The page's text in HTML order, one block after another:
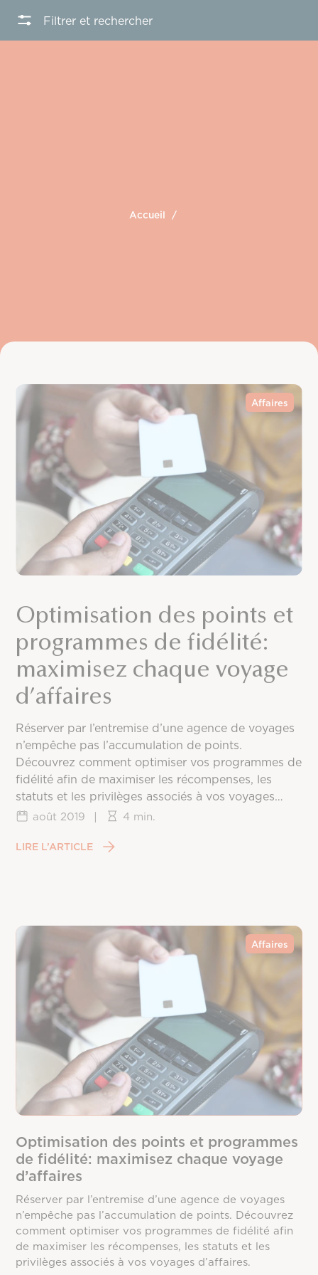
Accueil /
Affaires
Optimisation des points et
programmes de fidélité:
maximisez chaque voyage
d’affaires
Réserver par l’entremise d’une agence de voyages
n’empêche pas l’accumulation de points.
Découvrez comment optimiser vos programmes de
fidélité afin de maximiser les récompenses, les
statuts et les privilèges associés à vos voyages
d’affaires.
août 2019 | 4 min.
LIRE L’ARTICLE
Filtrer et rechercher
Affaires
Optimisation des points et programmes
de fidélité: maximisez chaque voyage
d’affaires
Réserver par l’entremise d’une agence de voyages
n’empêche pas l’accumulation de points. Découvrez
comment optimiser vos programmes de fidélité afin
de maximiser les récompenses, les statuts et les
privilèges associés à vos voyages d’affaires.